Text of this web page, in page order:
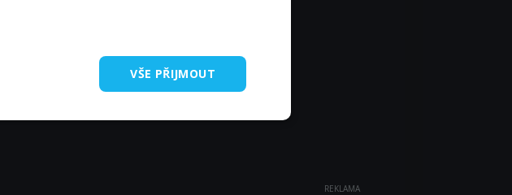
REKLAMA
VŠE PŘIJMOUT